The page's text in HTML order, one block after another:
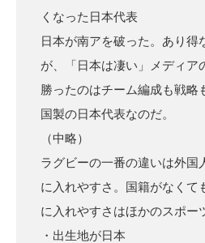
くなった日本代表
日本が南アを破った。あり得
が、「日本は凄い」メディア
勝ったのはチーム編成も戦略
国製の日本代表なのだ。
（中略）
ラグビーの一番の違いは外国
に入れやすさ。国籍がなくて
に入れやすさはほかのスポー
・出生地が日本